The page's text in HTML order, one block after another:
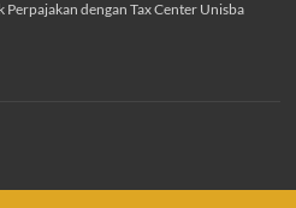
Perpajakan dengan Tax Center Unisba